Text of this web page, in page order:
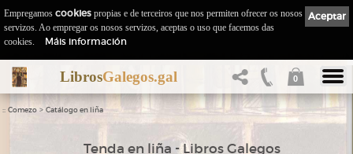
LibrosGalegos.gal 0
:: Comezo > Catálogo en liña
Tenda en liña - Libros Galegos
Aceptar
Empregamos cookies propias e de terceiros que nos permiten ofrecer os nosos
servizos. Ao empregar os nosos servizos, aceptas o uso que facemos das
cookies.
Máis información